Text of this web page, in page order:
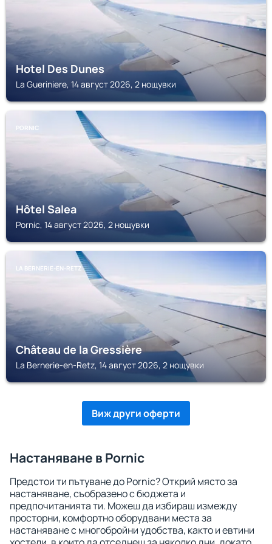
Hotel Des Dunes
La Gueriniere, 14 август 2026, 2 нощувки
PORNIC
Hôtel Salea
Pornic, 14 август 2026, 2 нощувки
LA BERNERIE-EN-RETZ
Château de la Gressière
La Bernerie-en-Retz, 14 август 2026, 2 нощувки
Виж други оферти
Настаняване в Pornic
Предстои ти пътуване до Pornic? Открий място за
настаняване, съобразено с бюджета и
предпочитанията ти. Можеш да избираш измежду
просторни, комфортно оборудвани места за
настаняване с многобройни удобства, както и евтини